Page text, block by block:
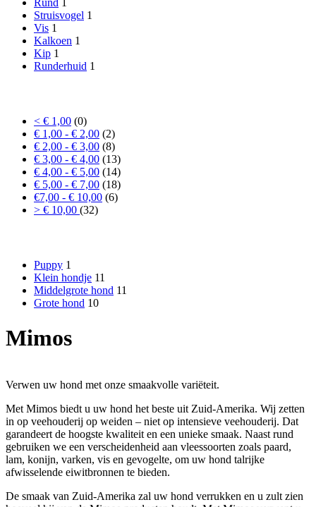
Struisvogel 1
Vis 1
Kalkoen 1
Kip 1
Runderhuid 1
< € 1,00 (0)
€ 1,00 - € 2,00 (2)
€ 2,00 - € 3,00 (8)
€ 3,00 - € 4,00 (13)
€ 4,00 - € 5,00 (14)
€ 5,00 - € 7,00 (18)
€7,00 - € 10,00 (6)
> € 10,00 (32)
Puppy 1
Klein hondje 11
Middelgrote hond 11
Grote hond 10
Mimos
Verwen uw hond met onze smaakvolle variëteit.
Met Mimos biedt u uw hond het beste uit Zuid-Amerika. Wij zetten
in op veehouderij op weiden – niet op intensieve veehouderij. Dat
garandeert de hoogste kwaliteit en een unieke smaak. Naast rund
gebruiken we een verscheidenheid aan vleessoorten zoals paard,
lam, konijn, varken, vis en gevogelte, om uw hond talrijke
afwisselende eiwitbronnen te bieden.
De smaak van Zuid-Amerika zal uw hond verrukken en u zult zien